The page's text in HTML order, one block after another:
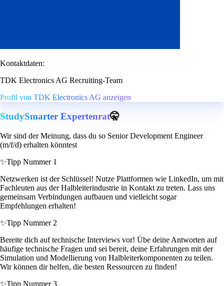
Kontaktdaten:
TDK Electronics AG Recruiting-Team
Profil von TDK Electronics AG anzeigen
StudySmarter Expertenrat🤫
Wir sind der Meinung, dass du so Senior Development Engineer
(m/f/d) erhalten könntest
✨Tipp Nummer 1
Netzwerken ist der Schlüssel! Nutze Plattformen wie LinkedIn, um mit
Fachleuten aus der Halbleiterindustrie in Kontakt zu treten. Lass uns
gemeinsam Verbindungen aufbauen und vielleicht sogar
Empfehlungen erhalten!
✨Tipp Nummer 2
Bereite dich auf technische Interviews vor! Übe deine Antworten auf
häufige technische Fragen und sei bereit, deine Erfahrungen mit der
Simulation und Modellierung von Halbleiterkomponenten zu teilen.
Wir können dir helfen, die besten Ressourcen zu finden!
✨Tipp Nummer 3